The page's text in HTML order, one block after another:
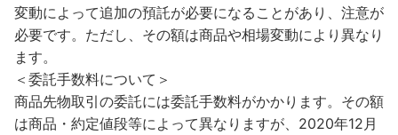
変動によって追加の預託が必要になることがあり、注意が
必要です。ただし、その額は商品や相場変動により異なり
ます。
＜委託手数料について＞
商品先物取引の委託には委託手数料がかかります。その額
は商品・約定値段等によって異なりますが、2020年12月